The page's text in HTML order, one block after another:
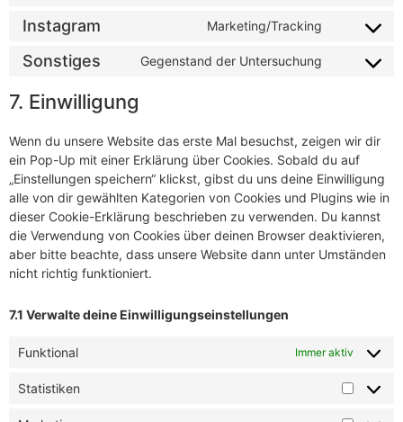
Instagram
Marketing/Tracking
Sonstiges Gegenstand der Untersuchung
7. Einwilligung
Wenn du unsere Website das erste Mal besuchst, zeigen wir dir
ein Pop-Up mit einer Erklärung über Cookies. Sobald du auf
„Einstellungen speichern“ klickst, gibst du uns deine Einwilligung
alle von dir gewählten Kategorien von Cookies und Plugins wie in
dieser Cookie-Erklärung beschrieben zu verwenden. Du kannst
die Verwendung von Cookies über deinen Browser deaktivieren,
aber bitte beachte, dass unsere Website dann unter Umständen
nicht richtig funktioniert.
7.1 Verwalte deine Einwilligungseinstellungen
Funktional Immer aktiv
Statistiken